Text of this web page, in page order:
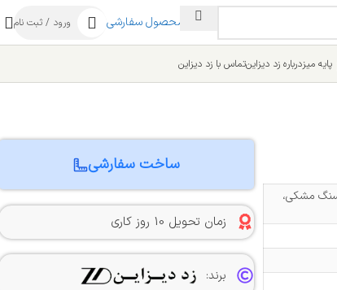
ساخت محصول سفارشی ورود / ثبت نام
پایه میزدرباره زد دیزاینتماس با زد دیزاین
مشکی،
ساخت سفارشی
زمان تحویل 10 روز کاری
برند: